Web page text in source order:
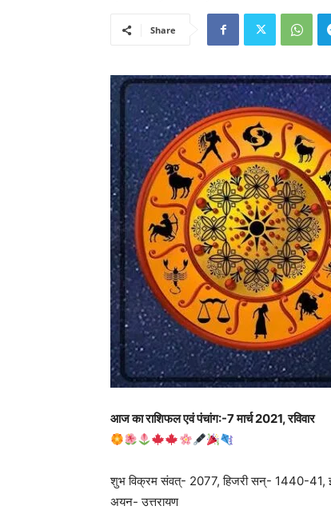
Share
आज का राशिफल एवं पंचांग:-7 मार्च 2021, रविवार
शुभ विक्रम संवत्- 2077, हिजरी सन्- 1440-41,
अयन- उत्तरायण